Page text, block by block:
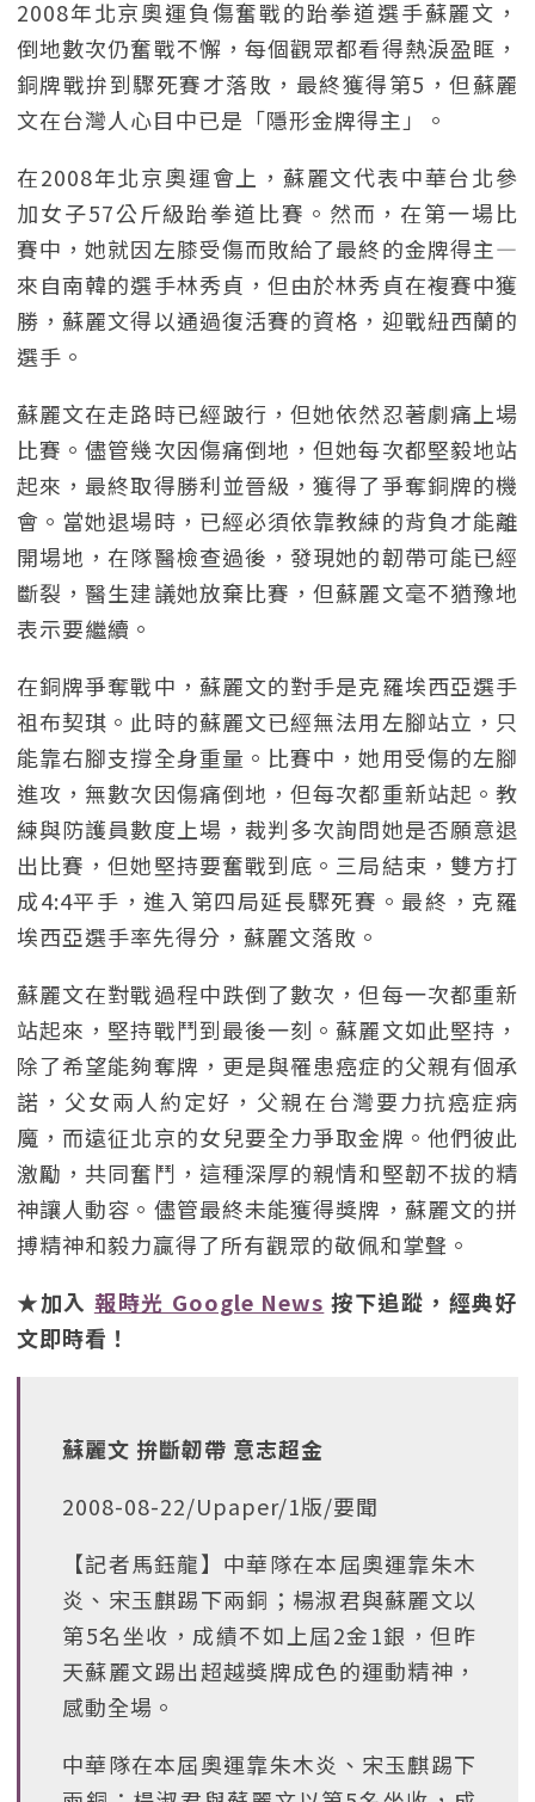
2008年北京奧運負傷奮戰的跆拳道選手蘇麗文，
倒地數次仍奮戰不懈，每個觀眾都看得熱淚盈眶，
銅牌戰拚到驟死賽才落敗，最終獲得第5，但蘇麗
文在台灣人心目中已是「隱形金牌得主」。
在2008年北京奧運會上，蘇麗文代表中華台北參
加女子57公斤級跆拳道比賽。然而，在第一場比
賽中，她就因左膝受傷而敗給了最終的金牌得主—
來自南韓的選手林秀貞，但由於林秀貞在複賽中獲
勝，蘇麗文得以通過復活賽的資格，迎戰紐西蘭的
選手。
蘇麗文在走路時已經跛行，但她依然忍著劇痛上場
比賽。儘管幾次因傷痛倒地，但她每次都堅毅地站
起來，最終取得勝利並晉級，獲得了爭奪銅牌的機
會。當她退場時，已經必須依靠教練的背負才能離
開場地，在隊醫檢查過後，發現她的韌帶可能已經
斷裂，醫生建議她放棄比賽，但蘇麗文毫不猶豫地
表示要繼續。
在銅牌爭奪戰中，蘇麗文的對手是克羅埃西亞選手
祖布契琪。此時的蘇麗文已經無法用左腳站立，只
能靠右腳支撐全身重量。比賽中，她用受傷的左腳
進攻，無數次因傷痛倒地，但每次都重新站起。教
練與防護員數度上場，裁判多次詢問她是否願意退
出比賽，但她堅持要奮戰到底。三局結束，雙方打
成4:4平手，進入第四局延長驟死賽。最終，克羅
埃西亞選手率先得分，蘇麗文落敗。
蘇麗文在對戰過程中跌倒了數次，但每一次都重新
站起來，堅持戰鬥到最後一刻。蘇麗文如此堅持，
除了希望能夠奪牌，更是與罹患癌症的父親有個承
諾，父女兩人約定好，父親在台灣要力抗癌症病
魔，而遠征北京的女兒要全力爭取金牌。他們彼此
激勵，共同奮鬥，這種深厚的親情和堅韌不拔的精
神讓人動容。儘管最終未能獲得獎牌，蘇麗文的拼
搏精神和毅力贏得了所有觀眾的敬佩和掌聲。
★加入 報時光 Google News 按下追蹤，經典好
文即時看！
蘇麗文 拚斷韌帶 意志超金
2008-08-22/Upaper/1版/要聞
【記者馬鈺龍】中華隊在本屆奧運靠朱木
炎、宋玉麒踢下兩銅；楊淑君與蘇麗文以
第5名坐收，成績不如上屆2金1銀，但昨
天蘇麗文踢出超越獎牌成色的運動精神，
感動全場。
中華隊在本屆奧運靠朱木炎、宋玉麒踢下